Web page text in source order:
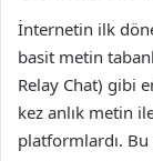
İnternetin ilk
basit metin
Relay Chat) gibi
kez anlık metin
platformlardı. Bu